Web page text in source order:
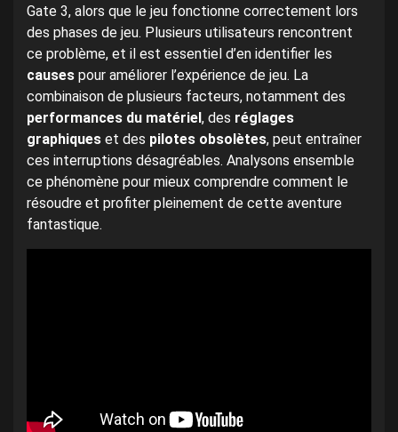
Gate 3, alors que le jeu fonctionne correctement lors
des phases de jeu. Plusieurs utilisateurs rencontrent
ce problème, et il est essentiel d’en identifier les
causes pour améliorer l’expérience de jeu. La
combinaison de plusieurs facteurs, notamment des
performances du matériel , des réglages
graphiques et des pilotes obsolètes, peut entraîner
ces interruptions désagréables. Analysons ensemble
ce phénomène pour mieux comprendre comment le
résoudre et profiter pleinement de cette aventure
fantastique.